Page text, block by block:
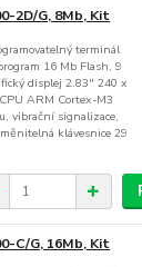
2D/G, 8Mb, Kit
terminál
16 Mb Flash, 9
displej 2.83" 240 x
ARM Cortex-M3
vibrační signalizace,
klávesnice 29
C/G, 16Mb, Kit